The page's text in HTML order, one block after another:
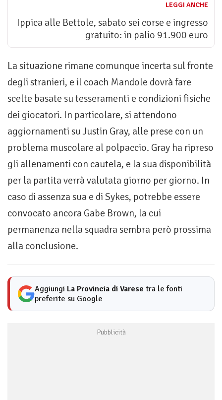
LEGGI ANCHE
Ippica alle Bettole, sabato sei corse e ingresso
gratuito: in palio 91.900 euro
La situazione rimane comunque incerta sul fronte
degli stranieri, e il coach Mandole dovrà fare
scelte basate su tesseramenti e condizioni fisiche
dei giocatori. In particolare, si attendono
aggiornamenti su Justin Gray, alle prese con un
problema muscolare al polpaccio. Gray ha ripreso
gli allenamenti con cautela, e la sua disponibilità
per la partita verrà valutata giorno per giorno. In
caso di assenza sua e di Sykes, potrebbe essere
convocato ancora Gabe Brown, la cui
permanenza nella squadra sembra però prossima
alla conclusione.
Aggiungi La Provincia di Varese tra le fonti
preferite su Google